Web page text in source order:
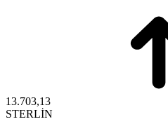
13.703,13
STERLİN